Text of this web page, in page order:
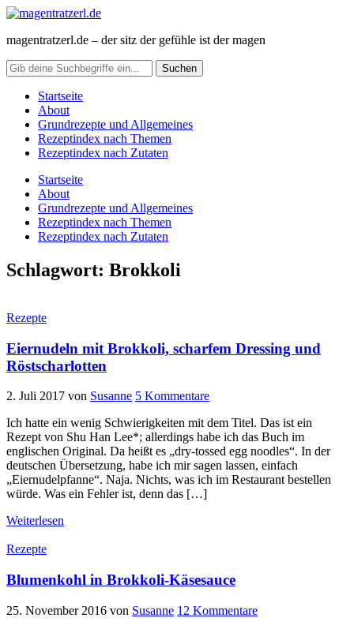
magentratzerl.de – der sitz der gefühle ist der magen
Startseite
About
Grundrezepte und Allgemeines
Rezeptindex nach Themen
Rezeptindex nach Zutaten
Startseite
About
Grundrezepte und Allgemeines
Rezeptindex nach Themen
Rezeptindex nach Zutaten
Schlagwort: Brokkoli
Rezepte
Eiernudeln mit Brokkoli, scharfem Dressing und
Röstscharlotten
2. Juli 2017 von Susanne 5 Kommentare
Ich hatte ein wenig Schwierigkeiten mit dem Titel. Das ist ein
Rezept von Shu Han Lee*; allerdings habe ich das Buch im
englischen Original. Da heißt es „dry-tossed egg noodles“. In der
deutschen Übersetzung, habe ich mir sagen lassen, einfach
„Eiernudelpfanne“. Naja. Nichts, was ich im Restaurant bestellen
würde. Was ein Fehler ist, denn das […]
Weiterlesen
Rezepte
Blumenkohl in Brokkoli-Käsesauce
25. November 2016 von Susanne 12 Kommentare